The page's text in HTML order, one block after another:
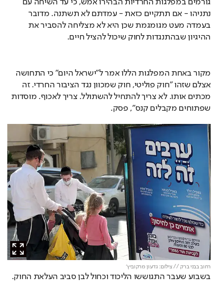
גורמים במפלגות החרדיות הבהירו אמש, כי עד השיחה עם
נתניהו - אם תתקיים כזאת - עמדתם לא תשתנה. מדובר
בעמדה מעט מגומגמת שכן היא לא מצליחה להסביר את
ההיגיון שבהתנגדות לחוק שיכול להציל חיים.
מקור באחת המפלגות הללו אמר ל"ישראל היום" כי התחושה
אצלם שזהו "חוק פוליטי, חוק שמכוון נגד הציבור החרדי. זה
מכתים אותו. לא צריך להתחיל להשתולל. צריך לאכוף. מוסדות
שפתוחים מקבלים קנס", פסק.
רחוב בבני ברק // צילום: גדעון מרקוביץ'
בשבוע שעבר התגוששו הליכוד וכחול לבן סביב העלאת החוק.